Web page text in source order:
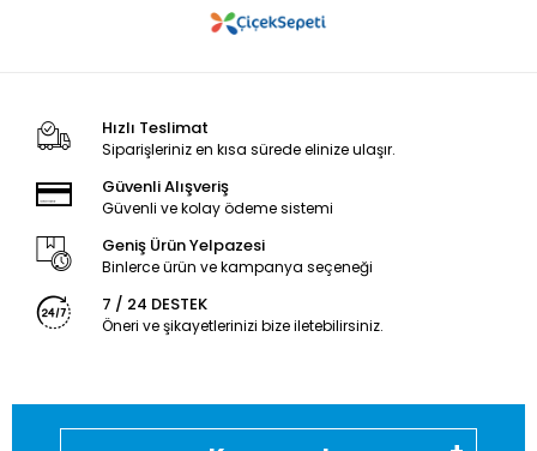
Hızlı Teslimat
Siparişleriniz en kısa sürede elinize ulaşır.
Güvenli Alışveriş
Güvenli ve kolay ödeme sistemi
Geniş Ürün Yelpazesi
Binlerce ürün ve kampanya seçeneği
7 / 24 DESTEK
Öneri ve şikayetlerinizi bize iletebilirsiniz.